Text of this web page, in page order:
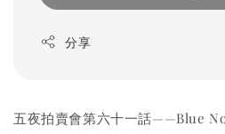
分享
五夜拍賣會第六十一話——Blue